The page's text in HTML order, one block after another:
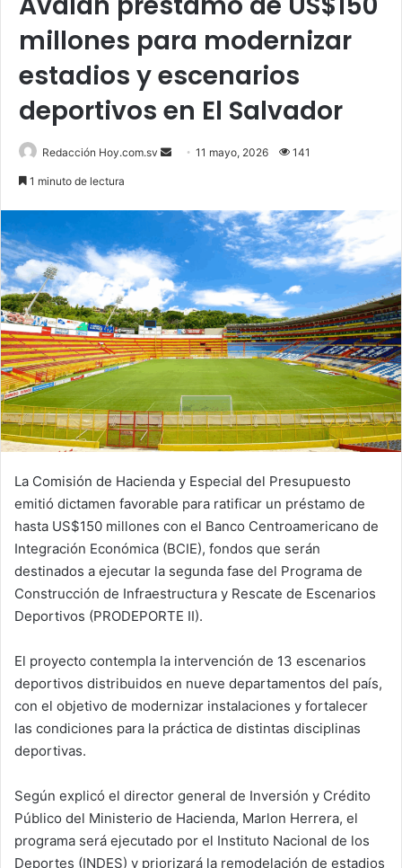
millones para modernizar
estadios y escenarios
deportivos en El Salvador
Redacción Hoy.com.sv
Send11 mayo, 2026 141
1 minuto de lectura
La Comisión de Hacienda y Especial del Presupuesto
emitió dictamen favorable para ratificar un préstamo de
hasta US$150 millones con el Banco Centroamericano de
Integración Económica (BCIE), fondos que serán
destinados a ejecutar la segunda fase del Programa de
Construcción de Infraestructura y Rescate de Escenarios
Deportivos (PRODEPORTE II).
El proyecto contempla la intervención de 13 escenarios
deportivos distribuidos en nueve departamentos del país,
con el objetivo de modernizar instalaciones y fortalecer
las condiciones para la práctica de distintas disciplinas
deportivas.
Según explicó el director general de Inversión y Crédito
Público del Ministerio de Hacienda, Marlon Herrera, el
programa será ejecutado por el Instituto Nacional de los
Deportes (INDES) y priorizará la remodelación de estadios